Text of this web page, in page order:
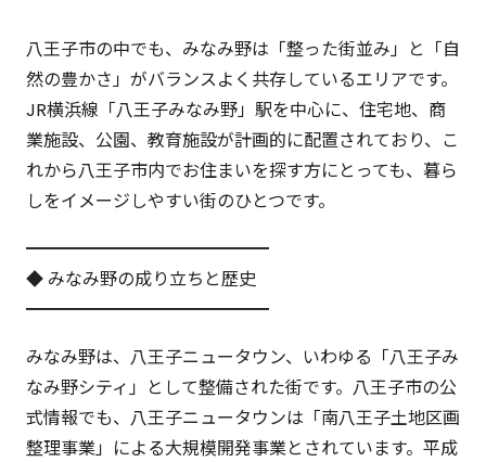
八王子市の中でも、みなみ野は「整った街並み」と「自
然の豊かさ」がバランスよく共存しているエリアです。
JR横浜線「八王子みなみ野」駅を中心に、住宅地、商
業施設、公園、教育施設が計画的に配置されており、こ
れから八王子市内でお住まいを探す方にとっても、暮ら
しをイメージしやすい街のひとつです。
━━━━━━━━━━━━━━
◆ みなみ野の成り立ちと歴史
━━━━━━━━━━━━━━
みなみ野は、八王子ニュータウン、いわゆる「八王子み
なみ野シティ」として整備された街です。八王子市の公
式情報でも、八王子ニュータウンは「南八王子土地区画
整理事業」による大規模開発事業とされています。平成